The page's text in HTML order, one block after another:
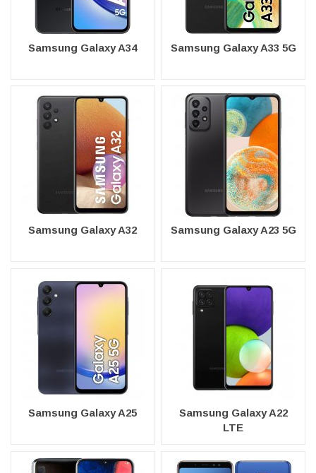
Samsung Galaxy A34 Samsung Galaxy A33 5G
Samsung Galaxy A32 Samsung Galaxy A23 5G
Samsung Galaxy A25
Samsung Galaxy A22
LTE